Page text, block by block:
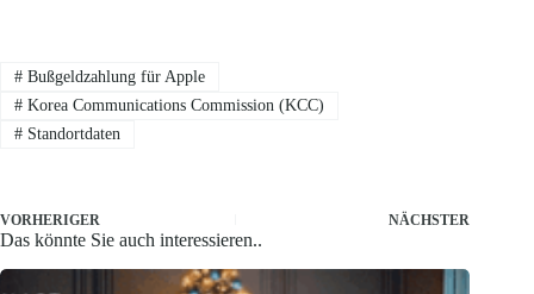
#Bußgeldzahlung für Apple
#Korea Communications Commission (KCC)
#Standortdaten
VORHERIGER NÄCHSTER
Das könnte Sie auch interessieren..